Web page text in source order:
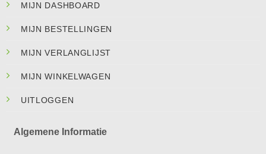
MIJN DASHBOARD
MIJN BESTELLINGEN
MIJN VERLANGLIJST
MIJN WINKELWAGEN
UITLOGGEN
Algemene Informatie